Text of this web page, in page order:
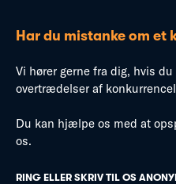
Har du mistanke om et
Vi hører gerne fra dig, hvis
overtrædelser af
Du kan hjælpe os med at
os.
RING ELLER SKRIV TIL OS